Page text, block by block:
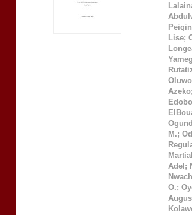
Lise;
Azeko;
M.;
Martial
Adel ;
O.;